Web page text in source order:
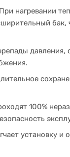
При нагревании
бак,
давления,
100%
установку и